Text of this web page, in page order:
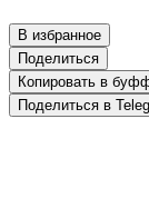
В избранное
Поделиться
Копировать в
Поделиться в